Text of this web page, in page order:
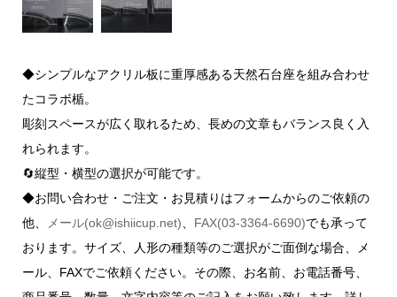
◆シンプルなアクリル板に重厚感ある天然石台座を組み合わせ
たコラボ楯。
彫刻スペースが広く取れるため、長めの文章もバランス良く入
れられます。
🔄縦型・横型の選択が可能です。
◆お問い合わせ・ご注文・お見積りはフォームからのご依頼の
他、
メール(ok@ishiicup.net) FAX(03-3364-6690)でも承って
おります。サイズ、人形の種類等のご選択がご面倒な場合、メ
ール、FAXでご依頼ください。その際、お名前、お電話番号、